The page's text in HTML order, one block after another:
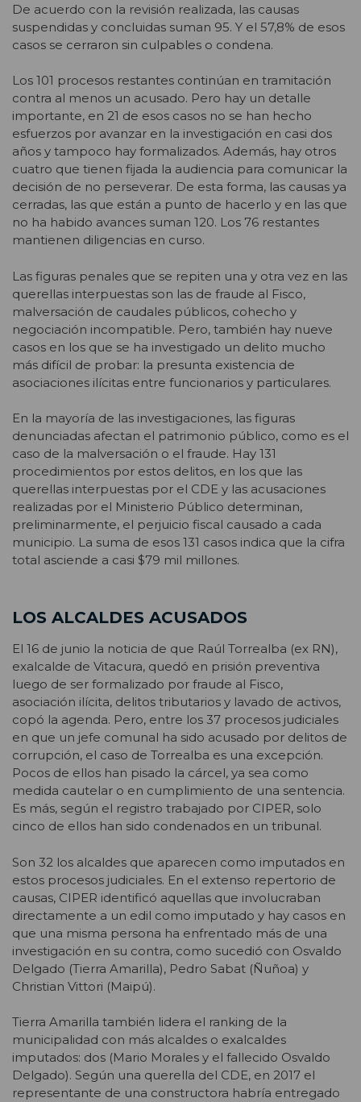
De acuerdo con la revisión realizada, las causas
suspendidas y concluidas suman 95. Y el 57,8% de esos
casos se cerraron sin culpables o condena.
Los 101 procesos restantes continúan en tramitación
contra al menos un acusado. Pero hay un detalle
importante, en 21 de esos casos no se han hecho
esfuerzos por avanzar en la investigación en casi dos
años y tampoco hay formalizados. Además, hay otros
cuatro que tienen fijada la audiencia para comunicar la
decisión de no perseverar. De esta forma, las causas ya
cerradas, las que están a punto de hacerlo y en las que
no ha habido avances suman 120. Los 76 restantes
mantienen diligencias en curso.
Las figuras penales que se repiten una y otra vez en las
querellas interpuestas son las de fraude al Fisco,
malversación de caudales públicos, cohecho y
negociación incompatible. Pero, también hay nueve
casos en los que se ha investigado un delito mucho
más difícil de probar: la presunta existencia de
asociaciones ilícitas entre funcionarios y particulares.
En la mayoría de las investigaciones, las figuras
denunciadas afectan el patrimonio público, como es el
caso de la malversación o el fraude. Hay 131
procedimientos por estos delitos, en los que las
querellas interpuestas por el CDE y las acusaciones
realizadas por el Ministerio Público determinan,
preliminarmente, el perjuicio fiscal causado a cada
municipio. La suma de esos 131 casos indica que la cifra
total asciende a casi $79 mil millones.
LOS ALCALDES ACUSADOS
El 16 de junio la noticia de que Raúl Torrealba (ex RN),
exalcalde de Vitacura, quedó en prisión preventiva
luego de ser formalizado por fraude al Fisco,
asociación ilícita, delitos tributarios y lavado de activos,
copó la agenda. Pero, entre los 37 procesos judiciales
en que un jefe comunal ha sido acusado por delitos de
corrupción, el caso de Torrealba es una excepción.
Pocos de ellos han pisado la cárcel, ya sea como
medida cautelar o en cumplimiento de una sentencia.
Es más, según el registro trabajado por CIPER, solo
cinco de ellos han sido condenados en un tribunal.
Son 32 los alcaldes que aparecen como imputados en
estos procesos judiciales. En el extenso repertorio de
causas, CIPER identificó aquellas que involucraban
directamente a un edil como imputado y hay casos en
que una misma persona ha enfrentado más de una
investigación en su contra, como sucedió con Osvaldo
Delgado (Tierra Amarilla), Pedro Sabat (Ñuñoa) y
Christian Vittori (Maipú).
Tierra Amarilla también lidera el ranking de la
municipalidad con más alcaldes o exalcaldes
imputados: dos (Mario Morales y el fallecido Osvaldo
Delgado). Según una querella del CDE, en 2017 el
representante de una constructora habría entregado